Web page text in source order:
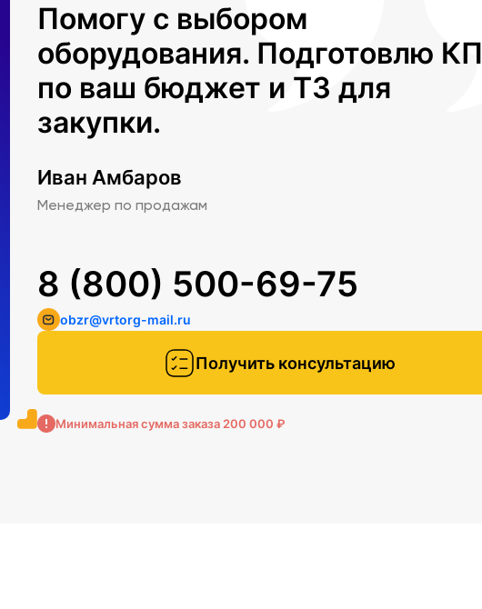
Помогу с выбором
оборудования. Подготовлю КП
по ваш бюджет и ТЗ для
закупки.
Иван Амбаров
Менеджер по продажам
Получить консультацию
8 (800) 500-69-75
obzr@vrtorg-mail.ru
Минимальная сумма заказа 200 000 ₽